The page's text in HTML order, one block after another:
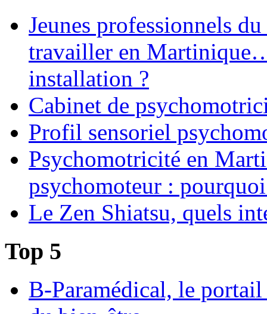
Jeunes professionnels
travailler en
installation ?
Cabinet de
Profil sensoriel
Psychomotricité en
psychomoteur :
Le Zen Shiatsu, quels
Top 5
B-Paramédical, le portail